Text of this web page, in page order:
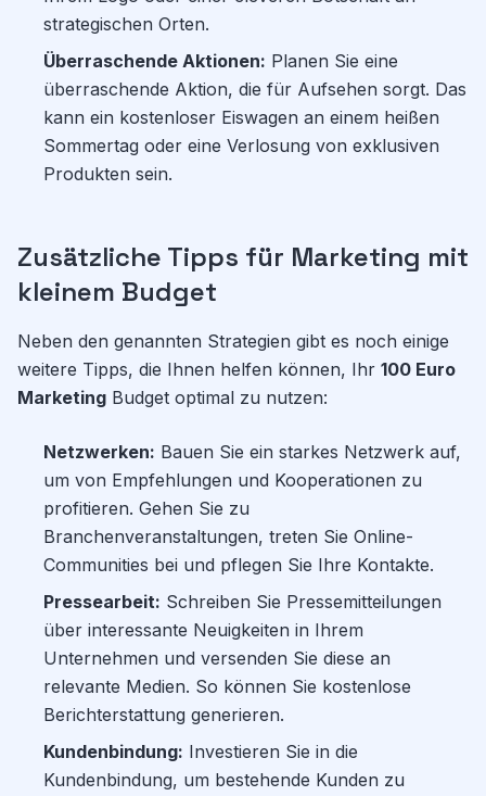
strategischen Orten.
Überraschende Aktionen: Planen Sie eine
überraschende Aktion, die für Aufsehen sorgt. Das
kann ein kostenloser Eiswagen an einem heißen
Sommertag oder eine Verlosung von exklusiven
Produkten sein.
Zusätzliche Tipps für Marketing mit
kleinem Budget
Neben den genannten Strategien gibt es noch einige
weitere Tipps, die Ihnen helfen können, Ihr 100 Euro
Marketing Budget optimal zu nutzen:
Netzwerken: Bauen Sie ein starkes Netzwerk auf,
um von Empfehlungen und Kooperationen zu
profitieren. Gehen Sie zu
Branchenveranstaltungen, treten Sie Online-
Communities bei und pflegen Sie Ihre Kontakte.
Pressearbeit: Schreiben Sie Pressemitteilungen
über interessante Neuigkeiten in Ihrem
Unternehmen und versenden Sie diese an
relevante Medien. So können Sie kostenlose
Berichterstattung generieren.
Kundenbindung: Investieren Sie in die
Kundenbindung, um bestehende Kunden zu